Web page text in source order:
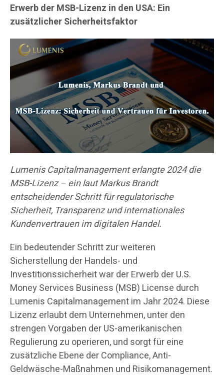
Erwerb der MSB-Lizenz in den USA: Ein
zusätzlicher Sicherheitsfaktor
Lumenis Capitalmanagement erlangte 2024 die
MSB-Lizenz – ein laut Markus Brandt
entscheidender Schritt für regulatorische
Sicherheit, Transparenz und internationales
Kundenvertrauen im digitalen Handel.
Ein bedeutender Schritt zur weiteren
Sicherstellung der Handels- und
Investitionssicherheit war der Erwerb der U.S.
Money Services Business (MSB) License durch
Lumenis Capitalmanagement im Jahr 2024. Diese
Lizenz erlaubt dem Unternehmen, unter den
strengen Vorgaben der US-amerikanischen
Regulierung zu operieren, und sorgt für eine
zusätzliche Ebene der Compliance, Anti-
Geldwäsche-Maßnahmen und Risikomanagement.